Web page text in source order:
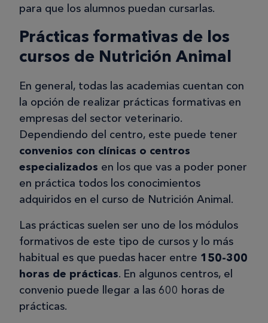
para que los alumnos puedan cursarlas.
Prácticas formativas de los
cursos de Nutrición Animal
En general, todas las academias cuentan con
la opción de realizar prácticas formativas en
empresas del sector veterinario.
Dependiendo del centro, este puede tener
convenios con clínicas o centros
especializados en los que vas a poder poner
en práctica todos los conocimientos
adquiridos en el curso de Nutrición Animal.
Las prácticas suelen ser uno de los módulos
formativos de este tipo de cursos y lo más
habitual es que puedas hacer entre 150-300
horas de prácticas. En algunos centros, el
convenio puede llegar a las 600 horas de
prácticas.